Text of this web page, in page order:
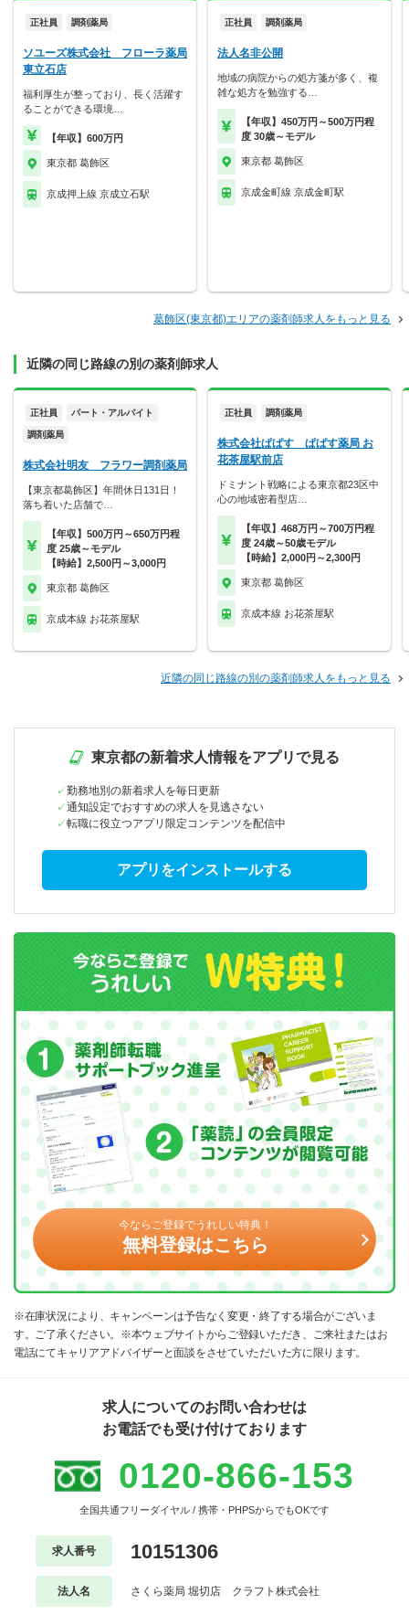
正社員 調剤薬局
ソユーズ株式会社 フローラ薬局
東立石店
福利厚生が整っており、長く活躍す
ることができる環境…
【年収】600万円
東京都 葛飾区
京成押上線 京成立石駅
正社員 調剤薬局
法人名非公開
地域の病院からの処方箋が多く、複
雑な処方を勉強する…
【年収】450万円～500万円程
度 30歳～モデル
東京都 葛飾区
京成金町線 京成金町駅
葛飾区(東京都)エリアの薬剤師求人をもっと見る
近隣の同じ路線の別の薬剤師求人
正社員 パート・アルバイト
調剤薬局
株式会社明友 フラワー調剤薬局
【東京都葛飾区】年間休日131日！
落ち着いた店舗で…
【年収】500万円～650万円程
度 25歳～モデル
【時給】2,500円～3,000円
東京都 葛飾区
京成本線 お花茶屋駅
正社員 調剤薬局
株式会社ぱぱす ぱぱす薬局 お
花茶屋駅前店
ドミナント戦略による東京都23区中
心の地域密着型店…
【年収】468万円～700万円程
度 24歳～50歳モデル
【時給】2,000円～2,300円
東京都 葛飾区
京成本線 お花茶屋駅
近隣の同じ路線の別の薬剤師求人をもっと見る
東京都の新着求人情報をアプリで見る
勤務地別の新着求人を毎日更新
通知設定でおすすめの求人を見逃さない
転職に役立つアプリ限定コンテンツを配信中
アプリをインストールする
今ならご登録でうれしい特典！
無料登録はこちら
※在庫状況により、キャンペーンは予告なく変更・終了する場合がございま
す。ご了承ください。※本ウェブサイトからご登録いただき、ご来社またはお
電話にてキャリアアドバイザーと面談をさせていただいた方に限ります。
求人についてのお問い合わせは
お電話でも受け付けております
0120-866-153
全国共通フリーダイヤル / 携帯・PHPSからでもOKです
求人番号 10151306
法人名 さくら薬局 堀切店 クラフト株式会社